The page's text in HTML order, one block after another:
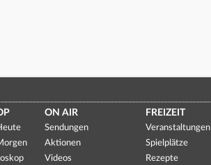
ON AIR
Sendungen
Aktionen
Videos
FREIZEIT
Veranstaltungen
Spielplätze
Rezepte